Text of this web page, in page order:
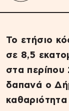
Το ετήσιο
σε 8,5
στα περίπου
δαπανά ο
καθαριότητα